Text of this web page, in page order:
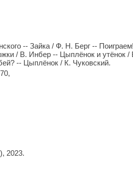
-- Зайка / Ф. Н. Берг --
/ В. Инбер -- Цыплёнок и утёнок /
-- Цыплёнок / К. Чуковский.
2023.